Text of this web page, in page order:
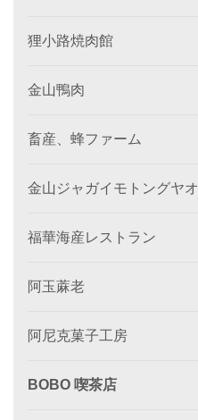
狸小路焼肉館
金山鴨肉
畜産、蜂ファーム
金山ジャガイモトングヤオ
福華海産レストラン
阿玉蔴老
阿尼克菓子工房
BOBO 喫茶店